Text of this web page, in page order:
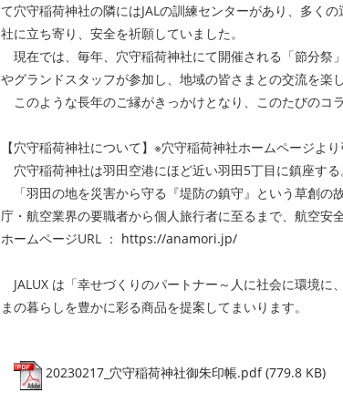
て穴守稲荷神社の隣にはJALの訓練センターがあり、多く
社に立ち寄り、安全を祈願していました。
現在では、毎年、穴守稲荷神社にて開催される「節分祭
やグランドスタッフが参加し、地域の皆さまとの交流を楽
このような長年のご縁がきっかけとなり、このたびのコ
【穴守稲荷神社について】※穴守稲荷神社ホームページよ
穴守稲荷神社は羽田空港にほど近い羽田5丁目に鎮座する
「羽田の地を災害から守る『堤防の鎮守』という草創の
庁・航空業界の要職者から個人旅行者に至るまで、航空安
ホームページURL ： https://anamori.jp/
JALUX は「幸せづくりのパートナー～人に社会に環境に
まの暮らしを豊かに彩る商品を提案してまいります。
20230217_穴守稲荷神社御朱印帳.pdf (779.8 KB)